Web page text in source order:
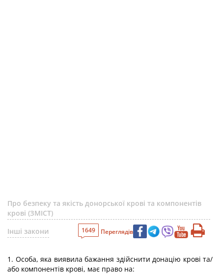
Про безпеку та якість донорської крові та компонентів
крові (ЗМІСТ)
Інші закони
1649 Переглядів
1. Особа, яка виявила бажання здійснити донацію крові та/
або компонентів крові, має право на: